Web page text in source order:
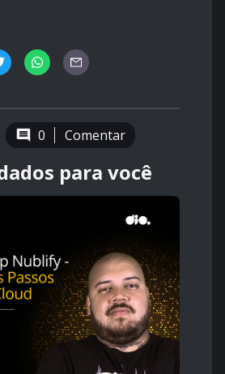
0 Comentar
para você